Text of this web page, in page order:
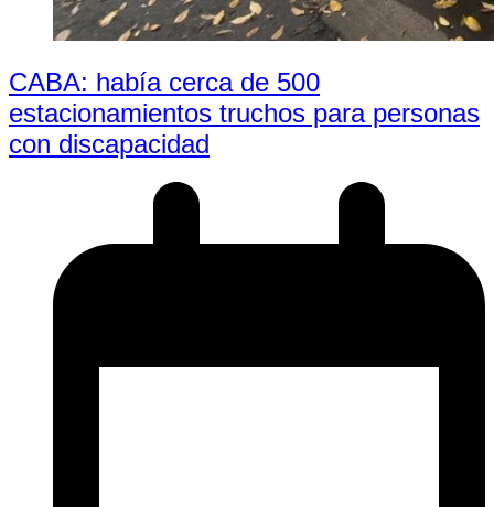
CABA: había cerca de 500
estacionamientos truchos para personas
con discapacidad